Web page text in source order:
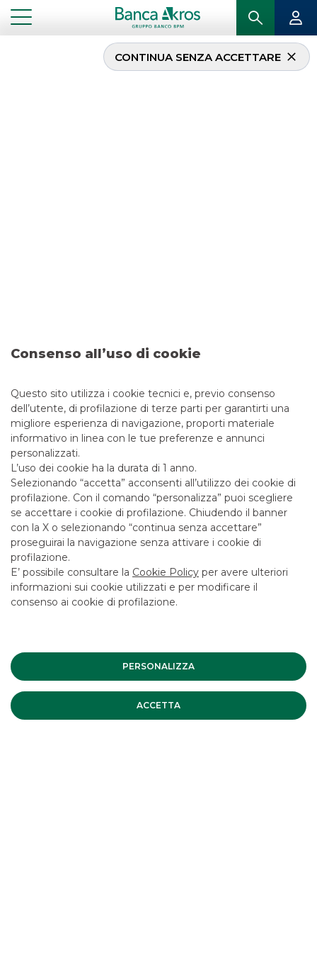
Consenso all’uso di cookie
Questo sito utilizza i cookie tecnici e, previo consenso
dell’utente, di profilazione di terze parti per garantirti una
migliore esperienza di navigazione, proporti materiale
informativo in linea con le tue preferenze e annunci
personalizzati.
L’uso dei cookie ha la durata di 1 anno.
Selezionando “accetta” acconsenti all’utilizzo dei cookie di
profilazione. Con il comando “personalizza” puoi scegliere
se accettare i cookie di profilazione. Chiudendo il banner
con la X o selezionando “continua senza accettare”
proseguirai la navigazione senza attivare i cookie di
profilazione.
E’ possibile consultare la Cookie Policy per avere ulteriori
informazioni sui cookie utilizzati e per modificare il
consenso ai cookie di profilazione.
PERSONALIZZA
ACCETTA
CONTINUA SENZA ACCETTARE
LAVORA CON NOI
Da sempre Banca Akros investe nelle Persone,
essenza dell’organizzazione, in grado di generare
qualità del servizio, innovazione e sviluppo.
Attraverso formazione continua, crescita
professionale, responsabilizzazione e attenzione al
merito mettiamo la Persona al centro e ne
accompagniamo la crescita.
Ognuno di noi concorre alla crescita della nostra
Banca e del nostro Gruppo.
Se ti riconosci nei valori della nostra realtà e ti
piacerebbe farne parte, inviaci la tua candidatura.
CLICCA QUI PER INVIARE LA TUA CANDIDATURA
CLICCA QUI PER AGGIORNARE I TUOI DATI